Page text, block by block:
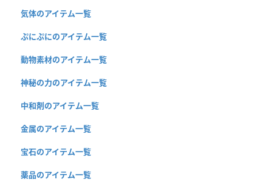
気体のアイテム一覧
ぷにぷにのアイテム一覧
動物素材のアイテム一覧
神秘の力のアイテム一覧
中和剤のアイテム一覧
金属のアイテム一覧
宝石のアイテム一覧
薬品のアイテム一覧